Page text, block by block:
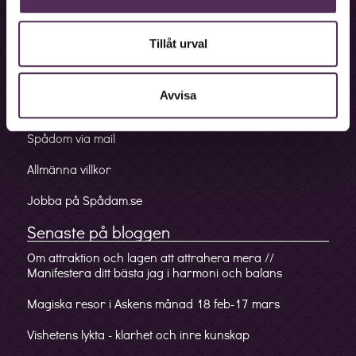
Tillåt urval
Avvisa
anhöriga på andra sidan, hon letar inte efter djur
och saker och hon pratar inte om sjukdom eller
död. Däremot förmedlar hon budskap från andra
Rekommendation:
Irina kände väldigt snabbt in vem jag är som
personliga karaktär. Hon är även synsk och kunde
beskriva min omgivning på ett bra sätt. När hon la
både kärlek, karriär och boendesituation.
Bokningslinje
Förskottslinje
Spådom via mail
Allmänna villkor
Jobba på Spådam.se
Senaste på bloggen
Om attraktion och lagen att attrahera mera //
Manifestera ditt bästa jag i harmoni och balans
Magiska resor i Askens månad 18 feb-17 mars
Vishetens lykta - klarhet och inre kunskap